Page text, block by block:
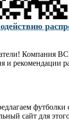
Компания
и рекомендации
футболки
сайт для